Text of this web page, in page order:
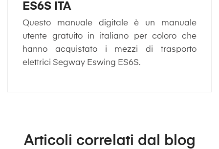
ES6S ITA
Questo manuale digitale è un manuale
utente gratuito in italiano per coloro che
hanno acquistato i mezzi di trasporto
elettrici Segway Eswing ES6S.
Articoli correlati dal blog